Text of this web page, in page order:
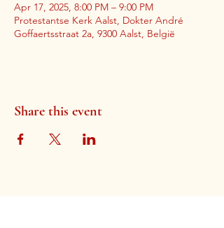
Apr 17, 2025, 8:00 PM – 9:00 PM
Protestantse Kerk Aalst, Dokter André
Goffaertsstraat 2a, 9300 Aalst, België
Share this event